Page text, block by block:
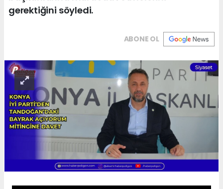
gerektiğini söyledi.
ABONE OL